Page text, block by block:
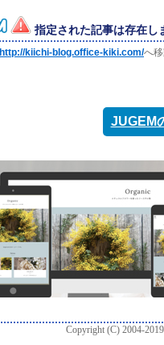
指定された記事は存在し
http://kiichi-blog.office-kiki.com/へ
JUGEM
Copyright (C) 2004-